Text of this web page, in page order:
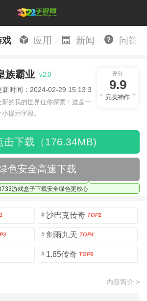
戏 应用 新闻 问答
族霸业 v2.0
新时间：2024-02-29 15:13:34
新的我的世界任你探索！这是一
小提示字段。
评分
9.9
完美神作
击下载（176.34MB)
色安全高速下载
游戏盒子下载安全绿色更放心
# 沙巴克传奇 TOP2
# 剑雨九天 TOP4
# 1.85传奇 TOP6
内容简介 >